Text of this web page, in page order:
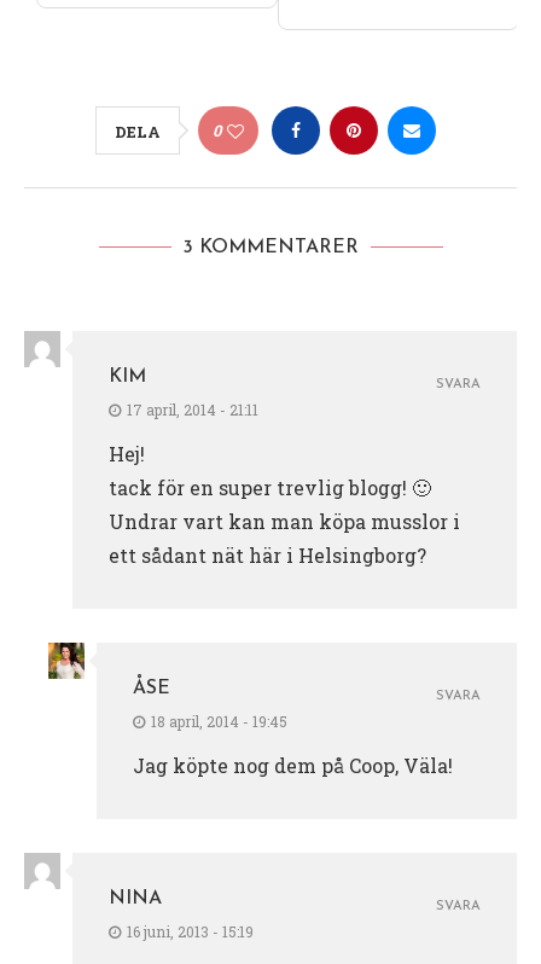
DELA 0
3 KOMMENTARER
KIM
17 april, 2014 - 21:11
Hej!
tack för en super trevlig blogg! 🙂
Undrar vart kan man köpa musslor i
ett sådant nät här i Helsingborg?
SVARA
ÅSE
18 april, 2014 - 19:45
Jag köpte nog dem på Coop, Väla!
SVARA
NINA
16 juni, 2013 - 15:19
SVARA